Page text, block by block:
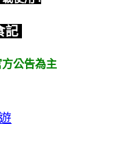
記
公告為主